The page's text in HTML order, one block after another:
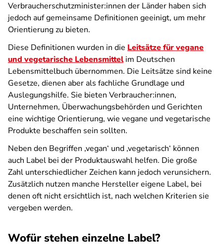
Verbraucherschutzminister:innen der Länder haben sich
jedoch auf gemeinsame Definitionen geeinigt, um mehr
Orientierung zu bieten.
Diese Definitionen wurden in die Leitsätze für vegane
und vegetarische Lebensmittelim Deutschen
Lebensmittelbuch übernommen. Die Leitsätze sind keine
Gesetze, dienen aber als fachliche Grundlage und
Auslegungshilfe. Sie bieten Verbraucher:innen,
Unternehmen, Überwachungsbehörden und Gerichten
eine wichtige Orientierung, wie vegane und vegetarische
Produkte beschaffen sein sollten.
Neben den Begriffen ‚vegan‘ und ‚vegetarisch‘ können
auch Label bei der Produktauswahl helfen. Die große
Zahl unterschiedlicher Zeichen kann jedoch verunsichern.
Zusätzlich nutzen manche Hersteller eigene Label, bei
denen oft nicht ersichtlich ist, nach welchen Kriterien sie
vergeben werden.
Wofür stehen einzelne Label?